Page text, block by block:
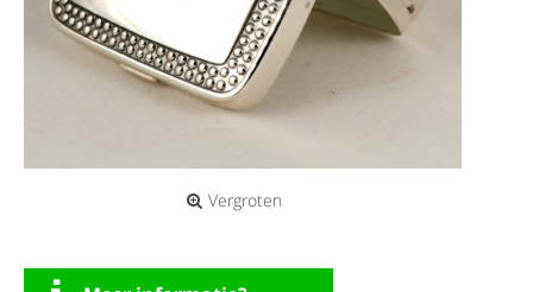
Vergroten